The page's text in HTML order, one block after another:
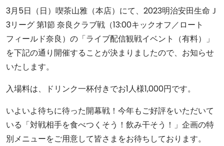
3月5日（日）喫茶山雅（本店）にて、2023明治安田生命Ｊ
3リーグ 第1節 奈良クラブ戦（13:00キックオフ／ロート
フィールド奈良）の「ライブ配信観戦イベント（有料）」
を下記の通り開催することが決まりましたので、お知らせ
いたします。
入場料は、ドリンク一杯付きでお1人様1,000円です。
いよいよ待ちに待った開幕戦！今年もご好評をいただいて
いる「対戦相手を食べつくそう！飲み干そう！」企画の特
別メニューをご用意して皆さまをお待ちしております。